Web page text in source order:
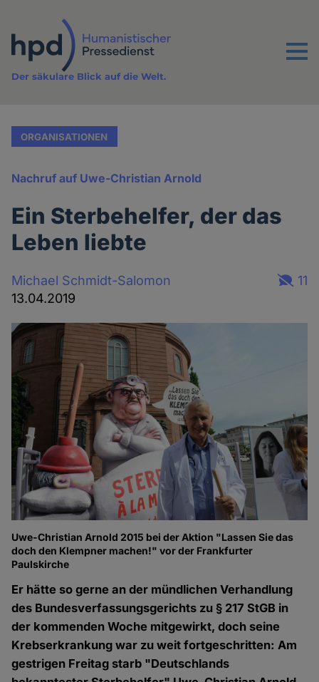
Inhalt
Menu
Der säkulare Blick auf die Welt.
ORGANISATIONEN
Nachruf auf Uwe-Christian Arnold
Ein Sterbehelfer, der das
Leben liebte
Michael Schmidt-Salomon
13.04.2019
11
Uwe-Christian Arnold 2015 bei der Aktion "Lassen Sie das
doch den Klempner machen!" vor der Frankfurter
Paulskirche
Er hätte so gerne an der mündlichen Verhandlung
des Bundesverfassungsgerichts zu § 217 StGB in
der kommenden Woche mitgewirkt, doch seine
Krebserkrankung war zu weit fortgeschritten: Am
gestrigen Freitag starb "Deutschlands